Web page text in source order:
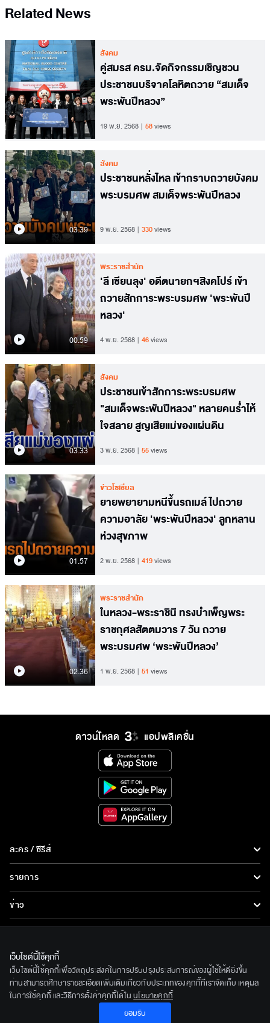
Related News
สังคม
คู่สมรส ครม.จัดกิจกรรมเชิญชวน
ประชาชนบริจาคโลหิตถวาย “สมเด็จ
พระพันปีหลวง”
19 พ.ย. 2568 58views
03.39
สังคม
ประชาชนหลั่งไหล เข้ากราบถวายบังคม
พระบรมศพ สมเด็จพระพันปีหลวง
9 พ.ย. 2568 330views
00.59
พระราชสำนัก
'ลี เซียนลุง' อดีตนายกฯสิงคโปร์ เข้า
ถวายสักการะพระบรมศพ 'พระพันปี
หลวง'
4 พ.ย. 2568 46views
03.33
สังคม
ประชาชนเข้าสักการะพระบรมศพ
"สมเด็จพระพันปีหลวง" หลายคนร่ำไห้
ใจสลาย สูญเสียแม่ของแผ่นดิน
3 พ.ย. 2568 55views
01.57
ข่าวโซเชียล
ยายพยายามหนีขึ้นรถเมล์ ไปถวาย
ความอาลัย 'พระพันปีหลวง' ลูกหลาน
ห่วงสุขภาพ
2 พ.ย. 2568 419views
02.36
พระราชสำนัก
ในหลวง-พระราชินี ทรงบำเพ็ญพระ
ราชกุศลสัตตมวาร 7 วัน ถวาย
พระบรมศพ ‘พระพันปีหลวง’
1 พ.ย. 2568 51 views
ดาวน์โหลด แอปพลิเคชั่น
ละคร / ซีรีส์
ละคร/ซีรีส์
ซีรีส์นานาชาติ
การ์ตูน & เกม
รายการ
รายการทั้งหมด
ข่าว
ข่าวทั้งหมด
ข่าวประชาสัมพันธ์
ทีวีออนไลน์
เกี่ยวกับเรา
BEC World
รู้จักเรา
ติดตามเราได้ที่
© 2020 Bangkok Entertainment Co.,Ltd. All Rights Reserved.
เว็บไซต์นี้ใช้คุกกี้
เว็บไซต์นี้ใช้คุกกี้เพื่อวัตถุประสงค์ในการปรับปรุงประสบการณ์ของผู้ใช้ให้ดียิ่งขึ้น
ท่านสามารถศึกษารายละเอียดเพิ่มเติมเกี่ยวกับประเภทของคุกกี้ที่เราจัดเก็บ เหตุผล
ในการใช้คุกกี้ และวิธีการตั้งค่าคุกกี้ได้ใน นโยบายคุกกี้
ยอมรับ